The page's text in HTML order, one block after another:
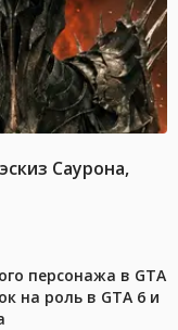
Саурона,
персонажа в GTA
на роль в GTA 6 и